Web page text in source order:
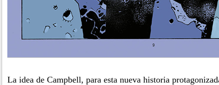
La idea de Campbell, para esta nueva historia